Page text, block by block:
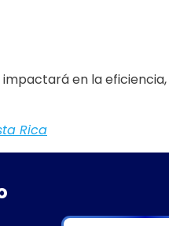
impactará en la
Rica